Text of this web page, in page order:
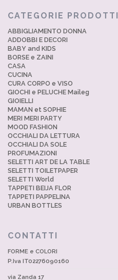
CATEGORIE PRODOTTI
ABBIGLIAMENTO DONNA
ADDOBBI E DECORI
BABY and KIDS
BORSE e ZAINI
CASA
CUCINA
CURA CORPO e VISO
GIOCHI e PELUCHE Maileg
GIOIELLI
MAMAN et SOPHIE
MERI MERI PARTY
MOOD FASHION
OCCHIALI DA LETTURA
OCCHIALI DA SOLE
PROFUMAZIONI
SELETTI ART DE LA TABLE
SELETTI TOILETPAPER
SELETTI World
TAPPETI BEIJA FLOR
TAPPETI PAPPELINA
URBAN BOTTLES
CONTATTI
FORME e COLORI
P.Iva IT02276090160
via Zanda 17